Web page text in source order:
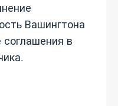
Вашингтона
в